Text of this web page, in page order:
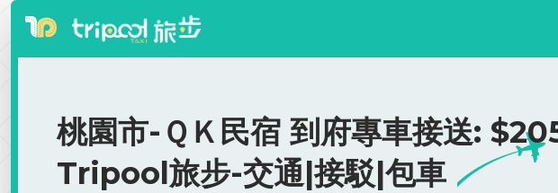
桃園市-ＱＫ民宿 到府專車接送:
Tripool旅步-交通|接駁|包車